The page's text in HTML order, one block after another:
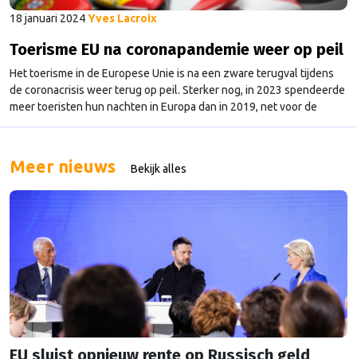
18 januari 2024Yves Lacroix
Toerisme EU na coronapandemie weer op peil
Het toerisme in de Europese Unie is na een zware terugval tijdens
de coronacrisis weer terug op peil. Sterker nog, in 2023 spendeerde
meer toeristen hun nachten in Europa dan in 2019, net voor de
coronacrisis. Dat blijkt uit cijfers van Europees statistiekbureau
hotels, op campings …
Meer nieuws Bekijk alles